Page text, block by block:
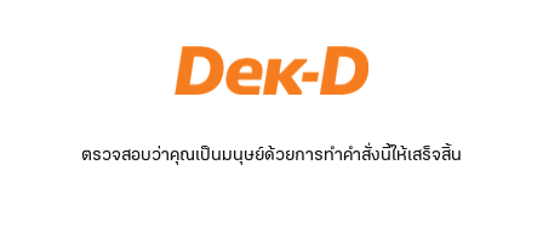
ตรวจสอบว่าคุณเป็นมนุษย์ด้วยการทำคำสั่งนี้ให้เสร็จสิ้น